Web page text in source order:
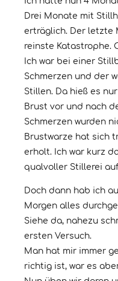
Drei Monate mit
erträglich. Der letzte
reinste Katastrophe.
Ich war bei einer
Schmerzen und der
Stillen. Da hieß es
Brust vor und nach
Schmerzen wurden
Brustwarze hat sich
erholt. Ich war kurz
qualvoller Stillerei
Doch dann hab ich
Morgen alles
Siehe da, nahezu
ersten Versuch.
Man hat mir immer
richtig ist, war es